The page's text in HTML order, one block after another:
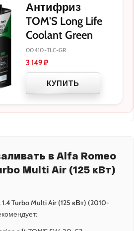
Антифриз
TOM'S Long Life
Coolant Green
00410-TLC-GR
3 149₽
КУПИТЬ
в Alfa Romeo
Multi Air (125 кВт)
Turbo Multi Air (125 кВт) (2010-